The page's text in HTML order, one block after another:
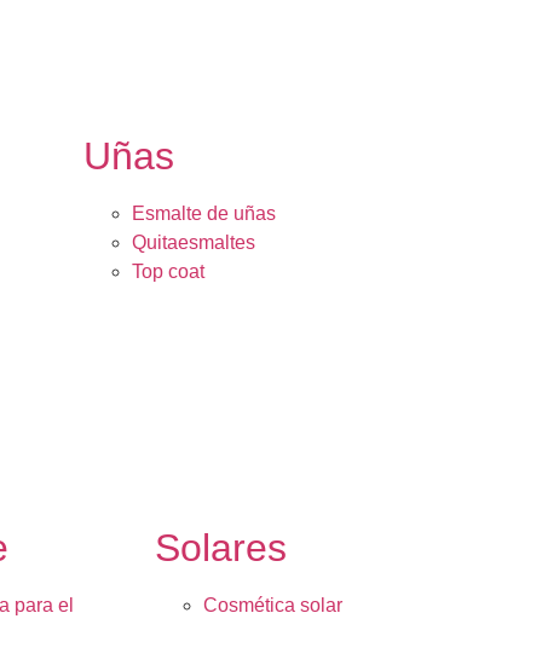
Uñas
Esmalte de uñas
Quitaesmaltes
Top coat
para el
Solares
Cosmética solar